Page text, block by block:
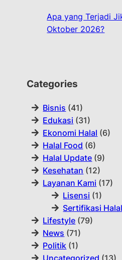
Apa yang Terjadi
Oktober 2026?
Categories
Bisnis (41)
Edukasi (31)
Ekonomi Halal (6)
Halal Food (6)
Halal Update (9)
Kesehatan (12)
Layanan Kami (17)
Lisensi (1)
Sertifikasi Halal
Lifestyle (79)
News (71)
Politik (1)
Uncategorized (13)